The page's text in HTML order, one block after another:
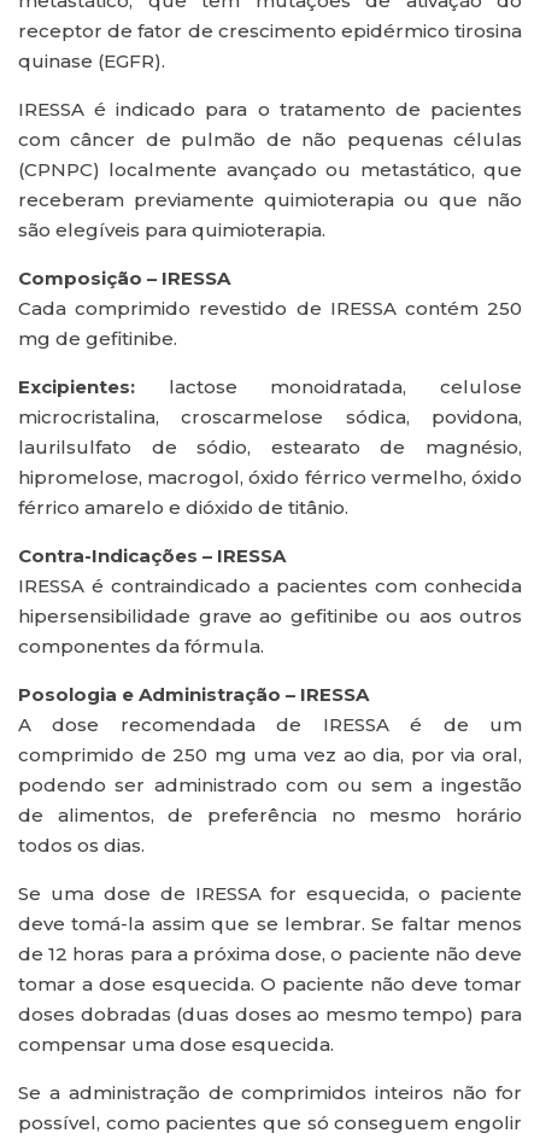
receptor de fator de crescimento epidérmico tirosina
quinase (EGFR).
IRESSA é indicado para o tratamento de pacientes
com câncer de pulmão de não pequenas células
(CPNPC) localmente avançado ou metastático, que
receberam previamente quimioterapia ou que não
são elegíveis para quimioterapia.
Composição – IRESSA
Cada comprimido revestido de IRESSA contém 250
mg de gefitinibe.
Excipientes: lactose monoidratada, celulose
microcristalina, croscarmelose sódica, povidona,
laurilsulfato de sódio, estearato de magnésio,
hipromelose, macrogol, óxido férrico vermelho, óxido
férrico amarelo e dióxido de titânio.
Contra-Indicações – IRESSA
IRESSA é contraindicado a pacientes com conhecida
hipersensibilidade grave ao gefitinibe ou aos outros
componentes da fórmula.
Posologia e Administração – IRESSA
A dose recomendada de IRESSA é de um
comprimido de 250 mg uma vez ao dia, por via oral,
podendo ser administrado com ou sem a ingestão
de alimentos, de preferência no mesmo horário
todos os dias.
Se uma dose de IRESSA for esquecida, o paciente
deve tomá-la assim que se lembrar. Se faltar menos
de 12 horas para a próxima dose, o paciente não deve
tomar a dose esquecida. O paciente não deve tomar
doses dobradas (duas doses ao mesmo tempo) para
compensar uma dose esquecida.
Se a administração de comprimidos inteiros não for
possível, como pacientes que só conseguem engolir